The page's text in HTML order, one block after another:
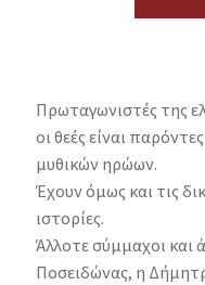
Πρωταγωνιστές της
οι θεές είναι
μυθικών ηρώων.
Έχουν όμως και τις
ιστορίες.
Άλλοτε σύμμαχοι και
Ποσειδώνας, η